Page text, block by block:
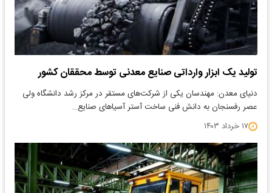
تولید یک ابزار وارداتی صنایع معدنی توسط محققان کشور
دنیای معدن: مهندسان یکی از شرکت‌های مستقر در مرکز رشد دانشگاه ولی
عصر رفسنجان به دانش فنی ساخت آستر آسیاهای صنایع…
۱۷ خرداد ۱۴۰۳